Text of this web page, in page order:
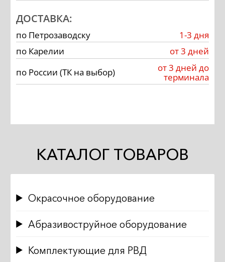
ДОСТАВКА:
по Петрозаводску
1-3 дня
по Карелии
от 3 дней
по России (ТК на выбор)
от 3 дней до
терминала
КАТАЛОГ ТОВАРОВ
Окрасочное оборудование
Абразивоструйное оборудование
Комплектующие для РВД